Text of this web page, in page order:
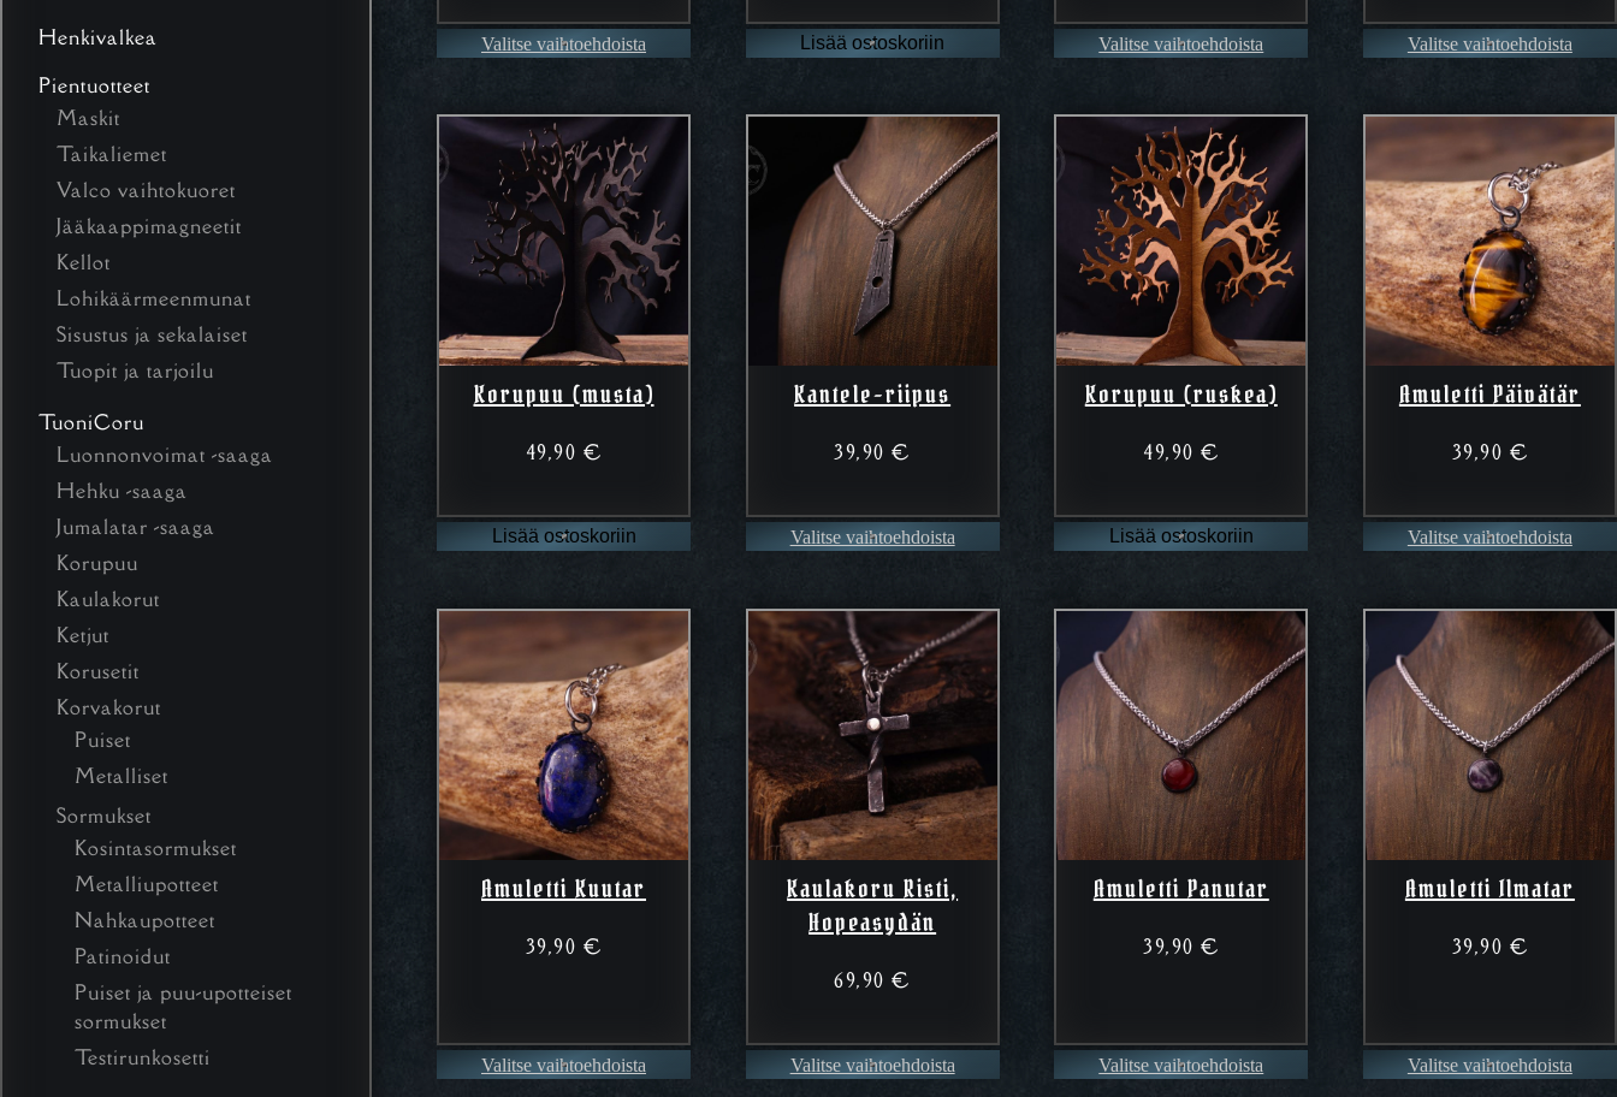
Henkivalkea
Pientuotteet
Maskit
Taikaliemet
Valco vaihtokuoret
Jääkaappimagneetit
Kellot
Lohikäärmeenmunat
Sisustus ja sekalaiset
Tuopit ja tarjoilu
TuoniCoru
Luonnonvoimat -saaga
Hehku -saaga
Jumalatar -saaga
Korupuu
Kaulakorut
Ketjut
Korusetit
Korvakorut
Puiset
Metalliset
Sormukset
Kosintasormukset
Metalliupotteet
Nahkaupotteet
Patinoidut
Puiset ja puu-upotteiset
sormukset
Testirunkosetti
Valitse vaihtoehdoista Lisää ostoskoriin Valitse vaihtoehdoista
–
Valitse vaihtoehdoista
Korupuu (musta)
49,90 €
Lisää ostoskoriin
Kantele-riipus
39,90€
Valitse vaihtoehdoista
Korupuu (ruskea)
49,90 €
Lisää ostoskoriin
Amuletti Päivätär
39,90 €
Valitse vaihtoehdoista
Amuletti Kuutar
39,90 €
Valitse vaihtoehdoista
Kaulakoru Risti,
Hopeasydän
69,90€
Valitse vaihtoehdoista
Amuletti Panutar
39,90 €
Valitse vaihtoehdoista
Amuletti Ilmatar
39,90 €
Valitse vaihtoehdoista